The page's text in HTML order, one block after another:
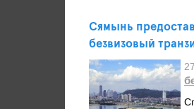
Сямынь
безвизовый